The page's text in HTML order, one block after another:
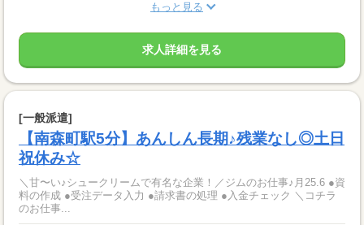
もっと見る
求人詳細を見る
[一般派遣]
【南森町駅5分】あんしん長期♪残業なし◎土日
祝休み☆
＼甘〜い♪シュークリームで有名な企業！／ジムのお仕事♪月25.6 ●資
料の作成 ●受注データ入力 ●請求書の処理 ●入金チェック ＼コチラ
のお仕事...